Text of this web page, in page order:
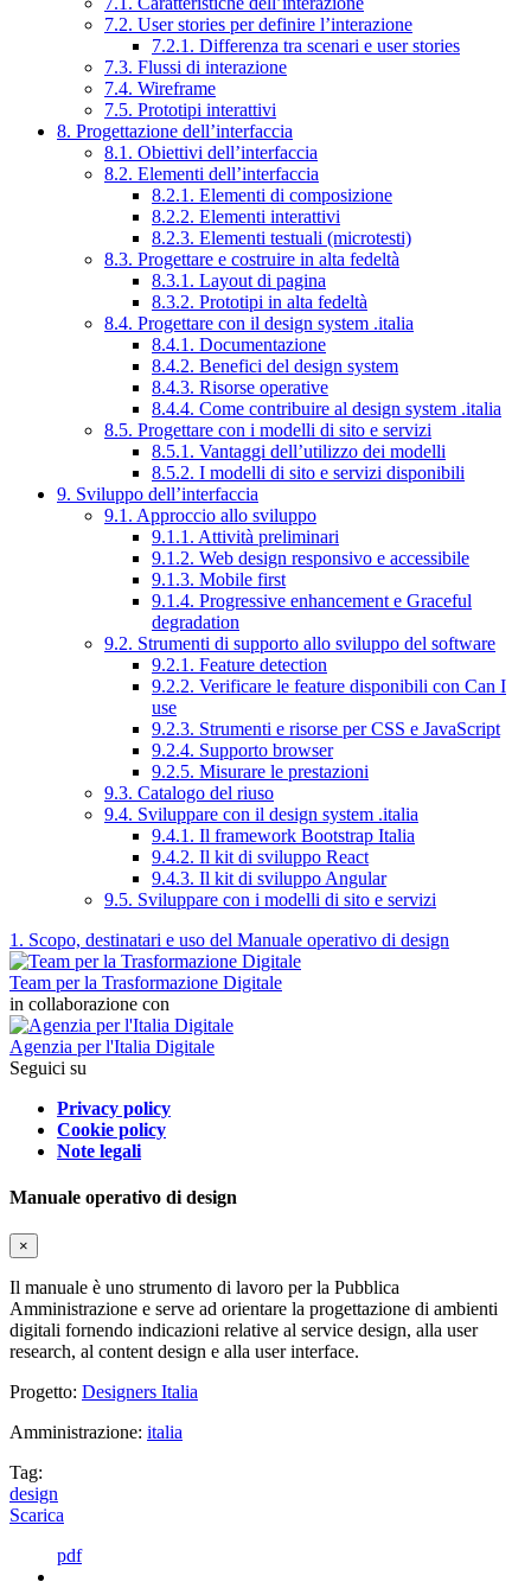
7.2. User stories per definire l’interazione
7.2.1. Differenza tra scenari e user stories
7.3. Flussi di interazione
7.4. Wireframe
7.5. Prototipi interattivi
8. Progettazione dell’interfaccia
8.1. Obiettivi dell’interfaccia
8.2. Elementi dell’interfaccia
8.2.1. Elementi di composizione
8.2.2. Elementi interattivi
8.2.3. Elementi testuali (microtesti)
8.3. Progettare e costruire in alta fedeltà
8.3.1. Layout di pagina
8.3.2. Prototipi in alta fedeltà
8.4. Progettare con il design system .italia
8.4.1. Documentazione
8.4.2. Benefici del design system
8.4.3. Risorse operative
8.4.4. Come contribuire al design system .italia
8.5. Progettare con i modelli di sito e servizi
8.5.1. Vantaggi dell’utilizzo dei modelli
8.5.2. I modelli di sito e servizi disponibili
9. Sviluppo dell’interfaccia
9.1. Approccio allo sviluppo
9.1.1. Attività preliminari
9.1.2. Web design responsivo e accessibile
9.1.3. Mobile first
9.1.4. Progressive enhancement e Graceful
degradation
9.2. Strumenti di supporto allo sviluppo del software
9.2.1. Feature detection
9.2.2. Verificare le feature disponibili con Can I
use
9.2.3. Strumenti e risorse per CSS e JavaScript
9.2.4. Supporto browser
9.2.5. Misurare le prestazioni
9.3. Catalogo del riuso
9.4. Sviluppare con il design system .italia
9.4.1. Il framework Bootstrap Italia
9.4.2. Il kit di sviluppo React
9.4.3. Il kit di sviluppo Angular
9.5. Sviluppare con i modelli di sito e servizi
1. Scopo, destinatari e uso del Manuale operativo di design
Team per la Trasformazione Digitale
in collaborazione con
Agenzia per l'Italia Digitale
Seguici su
Privacy policy
Cookie policy
Note legali
Manuale operativo di design
×
Il manuale è uno strumento di lavoro per la Pubblica
Amministrazione e serve ad orientare la progettazione di ambienti
digitali fornendo indicazioni relative al service design, alla user
research, al content design e alla user interface.
Progetto: Designers Italia
Amministrazione: italia
Tag:
design
Scarica
pdf